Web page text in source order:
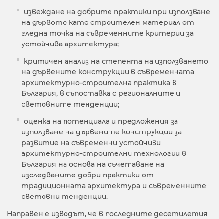
извеждане на добрите практики при използване
на дървото като строителен материал от
гледна точка на съвременните критерии за
устойчива архитектура;
критичен анализ на степента на използването
на дървените конструкции в съвременната
архитектурно-строителна практика в
България, в съпоставка с регионалните и
световните тенденции;
оценка на потенциала и предложения за
използване на дървените конструкции за
развитие на съвременни устойчиви
архитектурно-строителни технологии в
България на основа на съчетаване на
изследваните добри практики от
традиционната архитектура и съвременните
световни тенденции.
Направен е изводът, че в последните десетилетия